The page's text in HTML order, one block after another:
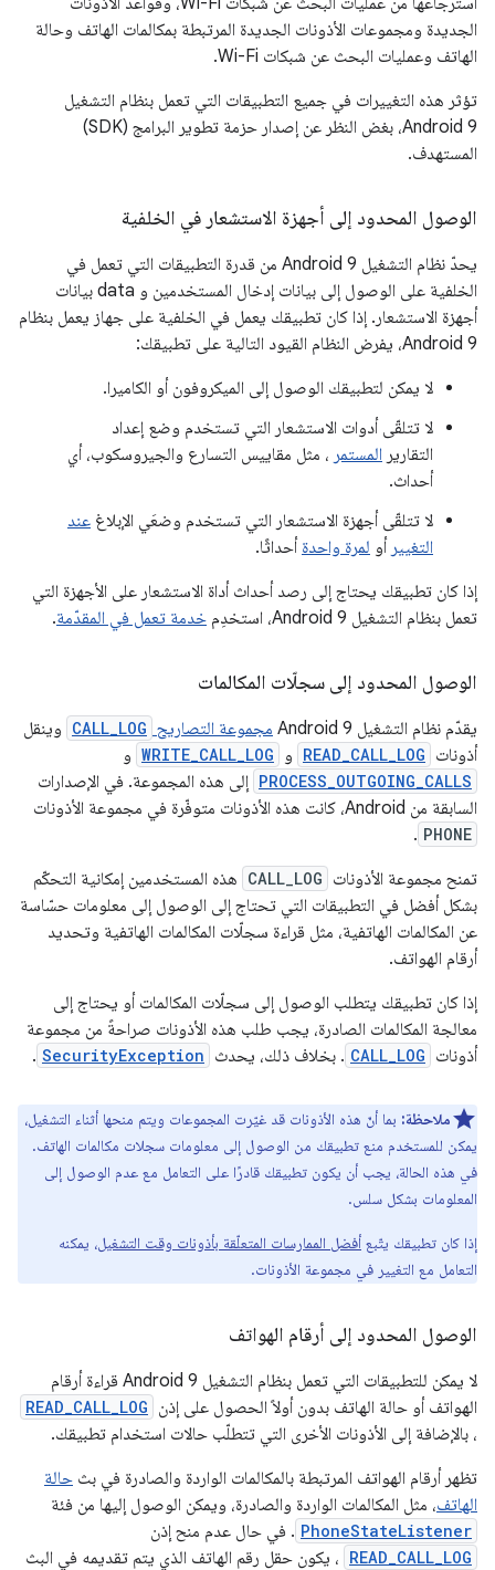
الجديدة ومجموعات الأذونات الجديدة المرتبطة بمكالمات الهاتف وحالة
الهاتف وعمليات البحث عن شبكات Wi-Fi.
تؤثر هذه التغييرات في جميع التطبيقات التي تعمل بنظام التشغيل
Android 9، بغض النظر عن إصدار حزمة تطوير البرامج (SDK)
المستهدف.
الوصول المحدود إلى أجهزة الاستشعار في الخلفية
يحدّ نظام التشغيل Android 9 من قدرة التطبيقات التي تعمل في
الخلفية على الوصول إلى بيانات إدخال المستخدمين و data بيانات
أجهزة الاستشعار. إذا كان تطبيقك يعمل في الخلفية على جهاز يعمل بنظام
Android 9، يفرض النظام القيود التالية على تطبيقك:
لا يمكن لتطبيقك الوصول إلى الميكروفون أو الكاميرا.
لا تتلقّى أدوات الاستشعار التي تستخدم وضع إعداد
التقارير المستمر ، مثل مقاييس التسارع والجيروسكوب، أي
أحداث.
لا تتلقّى أجهزة الاستشعار التي تستخدم وضعَي الإبلاغ عند
التغيير أو لمرة واحدة أحداثًا.
إذا كان تطبيقك يحتاج إلى رصد أحداث أداة الاستشعار على الأجهزة التي
تعمل بنظام التشغيل Android 9، استخدِم
خدمة تعمل في المقدّمة.
الوصول المحدود إلى سجلّات المكالمات
يقدّم نظام التشغيل Android 9 مجموعة التصاريح CALL_LOG وينقل
أذونات READ_CALL_LOG و WRITE_CALL_LOG و
PROCESS_OUTGOING_CALLS إلى هذه المجموعة. في الإصدارات
السابقة من Android، كانت هذه الأذونات متوفّرة في مجموعة الأذونات
PHONE
.
تمنح مجموعة الأذونات CALL_LOG هذه المستخدمين إمكانية التحكّم
بشكل أفضل في التطبيقات التي تحتاج إلى الوصول إلى معلومات حسّاسة
عن المكالمات الهاتفية، مثل قراءة سجلّات المكالمات الهاتفية وتحديد
أرقام الهواتف.
إذا كان تطبيقك يتطلب الوصول إلى سجلّات المكالمات أو يحتاج إلى
معالجة المكالمات الصادرة، يجب طلب هذه الأذونات صراحةً من مجموعة
أذونات CALL_LOG . بخلاف ذلك، يحدث SecurityException
.
ملاحظة: بما أنّ هذه الأذونات قد غيّرت المجموعات ويتم منحها أثناء التشغيل،
يمكن للمستخدم منع تطبيقك من الوصول إلى معلومات سجلات مكالمات الهاتف.
في هذه الحالة، يجب أن يكون تطبيقك قادرًا على التعامل مع عدم الوصول إلى
المعلومات بشكل سلس.
إذا كان تطبيقك يتّبع أفضل الممارسات المتعلّقة بأذونات وقت التشغيل، يمكنه
التعامل مع التغيير في مجموعة الأذونات.
الوصول المحدود إلى أرقام الهواتف
لا يمكن للتطبيقات التي تعمل بنظام التشغيل Android 9 قراءة أرقام
الهواتف أو حالة الهاتف بدون أولاً الحصول على إذن READ_CALL_LOG
، بالإضافة إلى الأذونات الأخرى التي تتطلّب حالات استخدام تطبيقك.
تظهر أرقام الهواتف المرتبطة بالمكالمات الواردة والصادرة في بث حالة
الهاتف، مثل المكالمات الواردة والصادرة، ويمكن الوصول إليها من فئة
PhoneStateListener . في حال عدم منح إذن
READ_CALL_LOG ، يكون حقل رقم الهاتف الذي يتم تقديمه في البث